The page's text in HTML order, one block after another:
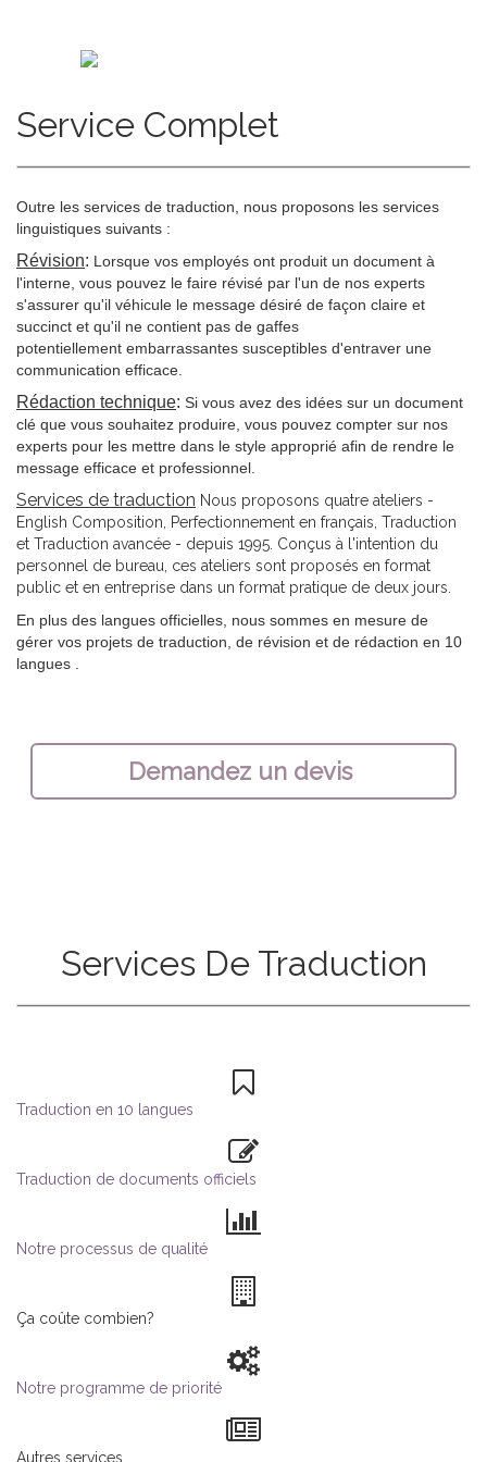
Service Complet
Outre les services de traduction, nous proposons les services
linguistiques suivants :
Révision: Lorsque vos employés ont produit un document à
l'interne, vous pouvez le faire révisé par l'un de nos experts
s'assurer qu'il véhicule le message désiré de façon claire et
succinct et qu'il ne contient pas de gaffes
potentiellement embarrassantes susceptibles d'entraver une
communication efficace.
Rédaction technique: Si vous avez des idées sur un document
clé que vous souhaitez produire, vous pouvez compter sur nos
experts pour les mettre dans le style approprié afin de rendre le
message efficace et professionnel.
Services de traduction Nous proposons quatre ateliers -
English Composition, Perfectionnement en français, Traduction
et Traduction avancée - depuis 1995. Conçus à l'intention du
personnel de bureau, ces ateliers sont proposés en format
public et en entreprise dans un format pratique de deux jours.
En plus des langues officielles, nous sommes en mesure de
gérer vos projets de traduction, de révision et de rédaction en 10
langues
Demandez un devis
Services De Traduction
Traduction en 10 langues
Traduction de documents officiels
Notre processus de qualité
Ça coûte combien?
Notre programme de priorité
Autres services